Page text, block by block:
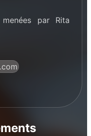
par Rita